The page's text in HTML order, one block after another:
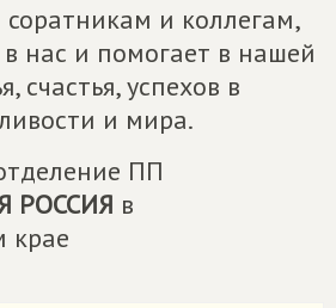
и коллегам,
в нас и помогает в нашей
счастья, успехов в
и мира.
ПП
РОССИЯ в
крае